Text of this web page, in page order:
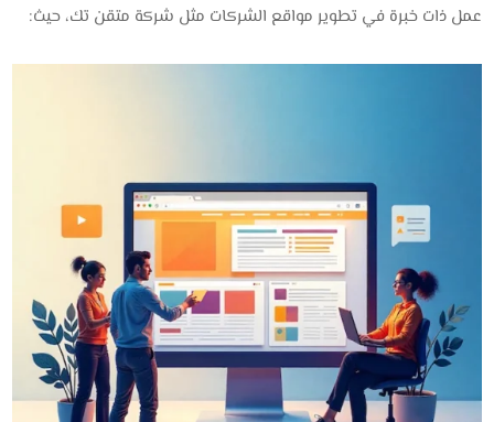
عمل ذات خبرة في تطوير مواقع الشركات مثل شركة متقن تك، حيث: